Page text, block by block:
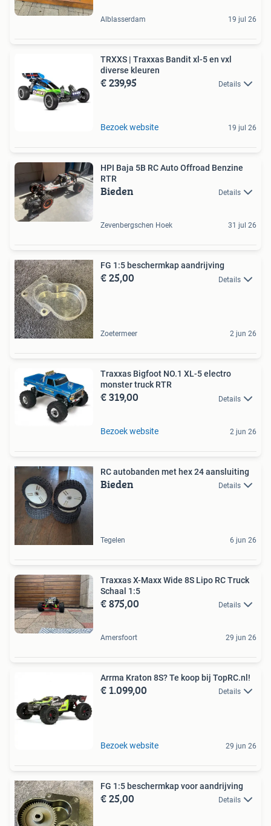
Alblasserdam 19 jul 26
TRXXS | Traxxas Bandit xl-5 en vxl
diverse kleuren
€ 239,95 Details
Bezoek website 19 jul 26
HPI Baja 5B RC Auto Offroad Benzine
RTR
Bieden Details
Zevenbergschen Hoek 31 jul 26
FG 1:5 beschermkap aandrijving
€ 25,00 Details
Zoetermeer 2 jun 26
Traxxas Bigfoot NO.1 XL-5 electro
monster truck RTR
€ 319,00 Details
Bezoek website 2 jun 26
RC autobanden met hex 24 aansluiting
Bieden Details
Tegelen 6 jun 26
Traxxas X-Maxx Wide 8S Lipo RC Truck
Schaal 1:5
€ 875,00 Details
Amersfoort 29 jun 26
Arrma Kraton 8S? Te koop bij TopRC.nl!
€ 1.099,00 Details
Bezoek website 29 jun 26
FG 1:5 beschermkap voor aandrijving
€ 25,00 Details